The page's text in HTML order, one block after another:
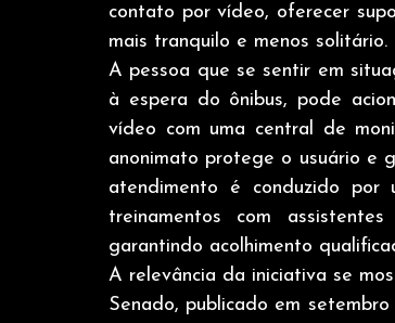
contato por vídeo, oferecer
mais tranquilo e menos solitário.
A pessoa que se sentir em
à espera do ônibus, pode
vídeo com uma central de
anonimato protege o usuário e
atendimento é conduzido por
treinamentos com
garantindo acolhimento
A relevância da iniciativa se
Senado, publicado em